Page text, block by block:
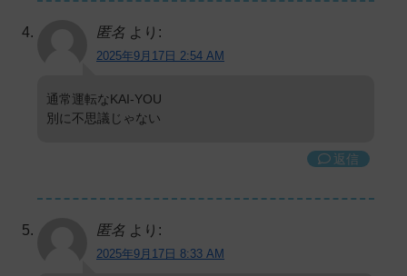
匿名 より:
2025年9月17日 2:54 AM
通常運転なKAI-YOU
別に不思議じゃない
返信
匿名 より:
2025年9月17日 8:33 AM